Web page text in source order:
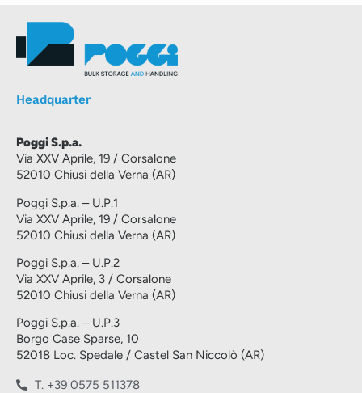
Headquarter
Poggi S.p.a.
Via XXV Aprile, 19 / Corsalone
52010 Chiusi della Verna (AR)
Poggi S.p.a. – U.P.1
Via XXV Aprile, 19 / Corsalone
52010 Chiusi della Verna (AR)
Poggi S.p.a. – U.P.2
Via XXV Aprile, 3 / Corsalone
52010 Chiusi della Verna (AR)
Poggi S.p.a. – U.P.3
Borgo Case Sparse, 10
52018 Loc. Spedale / Castel San Niccolò (AR)
T. +39 0575 511378